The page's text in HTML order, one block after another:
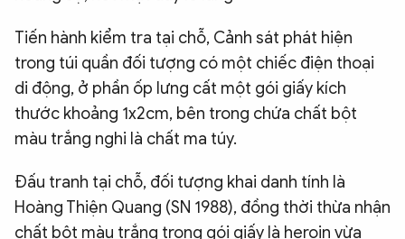
Tiến hành kiểm tra tại chỗ, Cảnh sát phát hiện
trong túi quần đối tượng có một chiếc điện thoại
di động, ở phần ốp lưng cất một gói giấy kích
thước khoảng 1x2cm, bên trong chứa chất bột
màu trắng nghi là chất ma túy.
Đấu tranh tại chỗ, đối tượng khai danh tính là
Hoàng Thiện Quang (SN 1988), đồng thời thừa nhận
chất bột màu trắng trong gói giấy là heroin vừa